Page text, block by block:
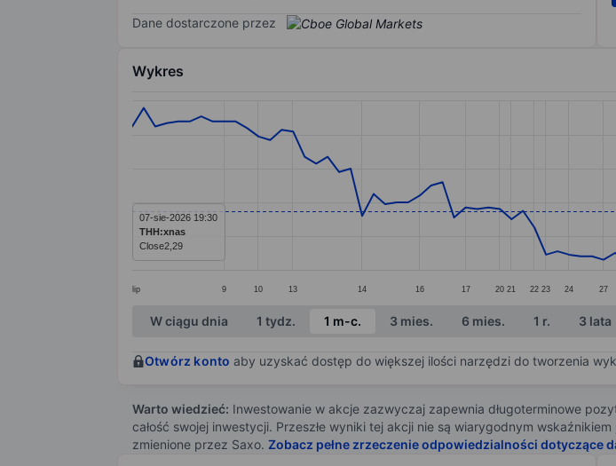
Dane dostarczone przez
Wykres
Line chart with 80 data points.
The chart has 1 X axis displaying categories.
The chart has 1 Y axis displaying values. Data ranges from 2.04 to 2.96.
lip 9 10 13 14 16 17 20 21 22 23 24 27
07-sie-2026 19:30
THH:xnas
Close2,29
End of interactive chart.
W ciągu dnia 1 tydz. 1 m-c. 3 mies. 6 mies. 1 r. 3 lata
Otwórz konto aby uzyskać dostęp do większej ilości narzędzi do tworzenia
Warto wiedzieć: Inwestowanie w akcje zazwyczaj zapewnia długoterminowe
całość swojej inwestycji. Przeszłe wyniki tej akcji nie są wiarygodnym
zmienione przez Saxo. Zobacz pełne zrzeczenie odpowiedzialności dotyczące